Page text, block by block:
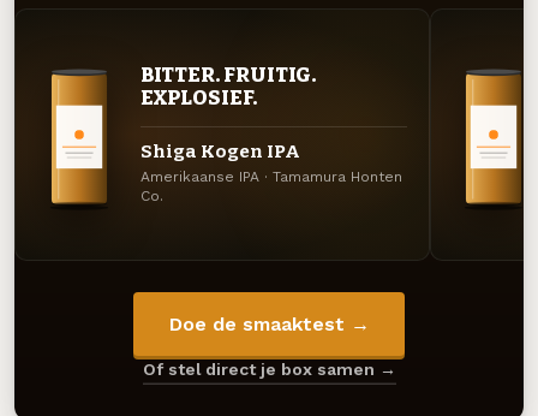
BITTER. FRUITIG.
EXPLOSIEF.
Shiga Kogen IPA
Amerikaanse IPA · Tamamura Honten
Co.
Doe de smaaktest →
Of stel direct je box samen →